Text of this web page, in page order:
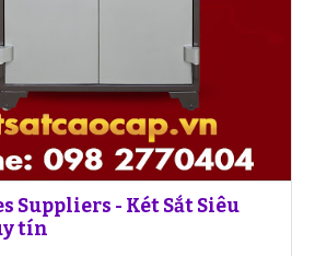
Suppliers - Két Sắt Siêu
tín